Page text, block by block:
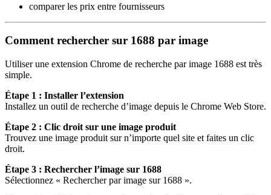
comparer les prix entre fournisseurs
Comment rechercher sur 1688 par image
Utiliser une extension Chrome de recherche par image 1688 est très
simple.
Étape 1 : Installer l’extension
Installez un outil de recherche d’image depuis le Chrome Web Store.
Étape 2 : Clic droit sur une image produit
Trouvez une image produit sur n’importe quel site et faites un clic
droit.
Étape 3 : Rechercher l’image sur 1688
Sélectionnez « Rechercher par image sur 1688 ».